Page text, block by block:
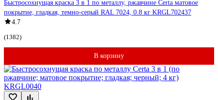
Быстросохнущая краска 3 в 1 по металлу, ржавчине Certa матовое
покрытие, гладкая, темно-серый RAL 7024, 0.8 кг KRGL702437
4.7
(1382)
В корзину